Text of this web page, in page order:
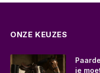
ONZE KEUZES
je